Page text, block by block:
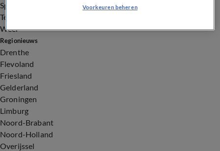
Sport
Tech
Weer
Regionieuws
Drenthe
Flevoland
Friesland
Gelderland
Groningen
Limburg
Noord-Brabant
Noord-Holland
Overijssel
Voorkeuren beheren